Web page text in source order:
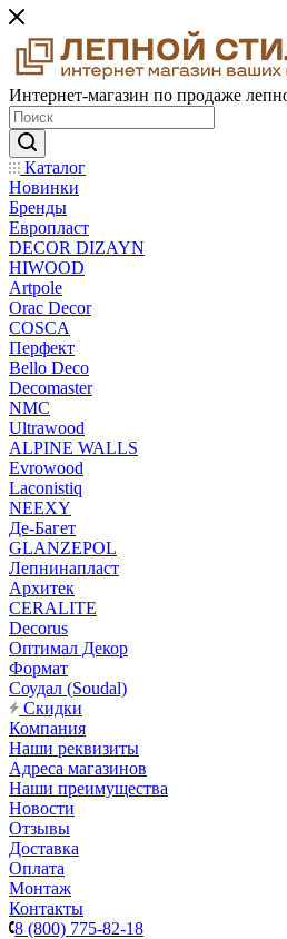
Интернет-магазин по продаже
Каталог
Новинки
Бренды
Европласт
DECOR DIZAYN
HIWOOD
Artpole
Orac Decor
COSCA
Перфект
Bello Deco
Decomaster
NMС
Ultrawood
ALPINE WALLS
Evrowood
Laconistiq
NEEXY
Де-Багет
GLANZEPOL
Лепнинапласт
Архитек
CERALITE
Decorus
Оптимал Декор
Формат
Соудал (Soudal)
Скидки
Компания
Наши реквизиты
Адреса магазинов
Наши преимущества
Новости
Отзывы
Доставка
Оплата
Монтаж
Контакты
8 (800) 775-82-18